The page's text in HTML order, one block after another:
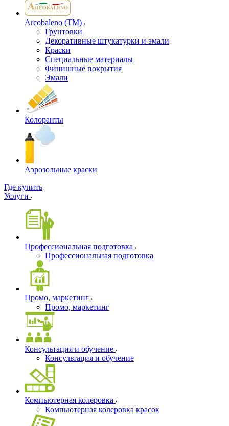
Arcobaleno (ТМ)
Грунтовки
Декоративные штукатурки и эмали
Краски
Специальные материалы
Финишные покрытия
Эмали
Колоранты
Аэрозольные краски
Где купить
Услуги
Профессиональная подготовка
Профессиональная подготовка
Промо, маркетинг
Промо, маркетинг
Консультация и обучение
Консультация и обучение
Компьютерная колеровка
Компьютерная колеровка красок